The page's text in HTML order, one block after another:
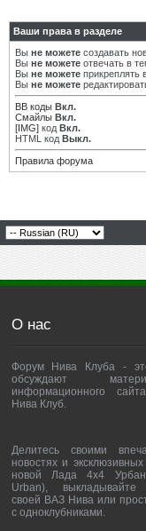
Ваши права в разделе
Вы не можете создавать
Вы не можете отвечать в
Вы не можете прикреплять
Вы не можете
BB коды Вкл.
Смайлы Вкл.
[IMG] код Вкл.
HTML код Выкл.
Правила форума
О нас
Форум Нива Клуба -
обсуждают
информационного
Нива Клуб.
Делитесь своими
новостях и
новой Лада 4х4
Urban), выкладывайте
своей ВАЗ Нива или
с одноклубниками.